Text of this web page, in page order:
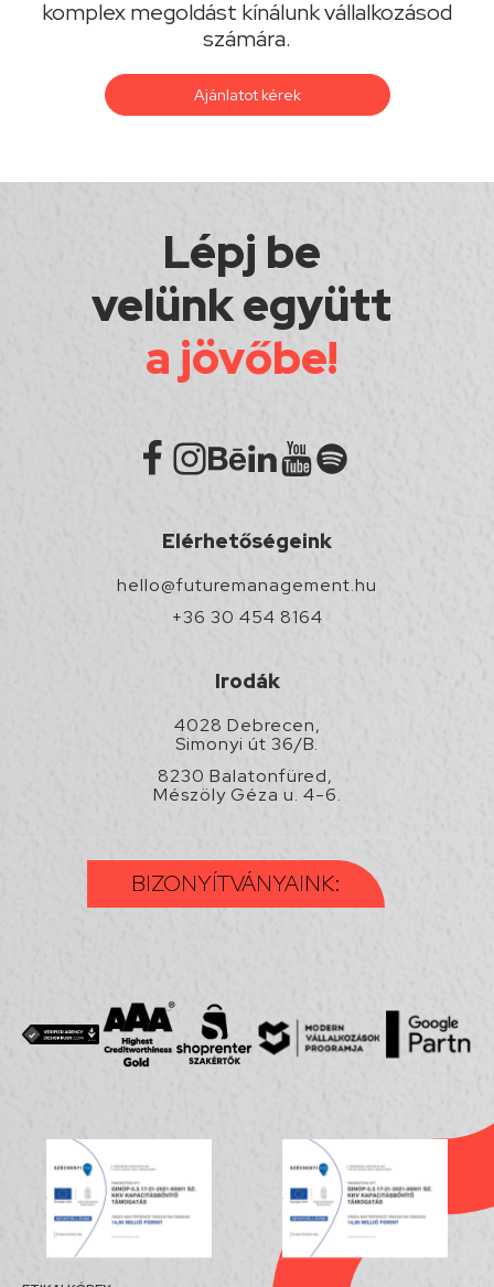
komplex megoldást kínálunk vállalkozásod
számára.
Ajánlatot kérek
Lépj be
velünk együtt
a jövőbe!
Elérhetőségeink
hello@futuremanagement.hu
+36 30 454 8164
Irodák
4028 Debrecen,
Simonyi út 36/B.
8230 Balatonfüred,
Mészöly Géza u. 4-6.
BIZONYÍTVÁNYAINK: